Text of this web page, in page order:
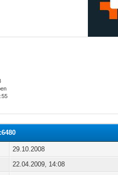
29.10.2008
22.04.2009, 14:08